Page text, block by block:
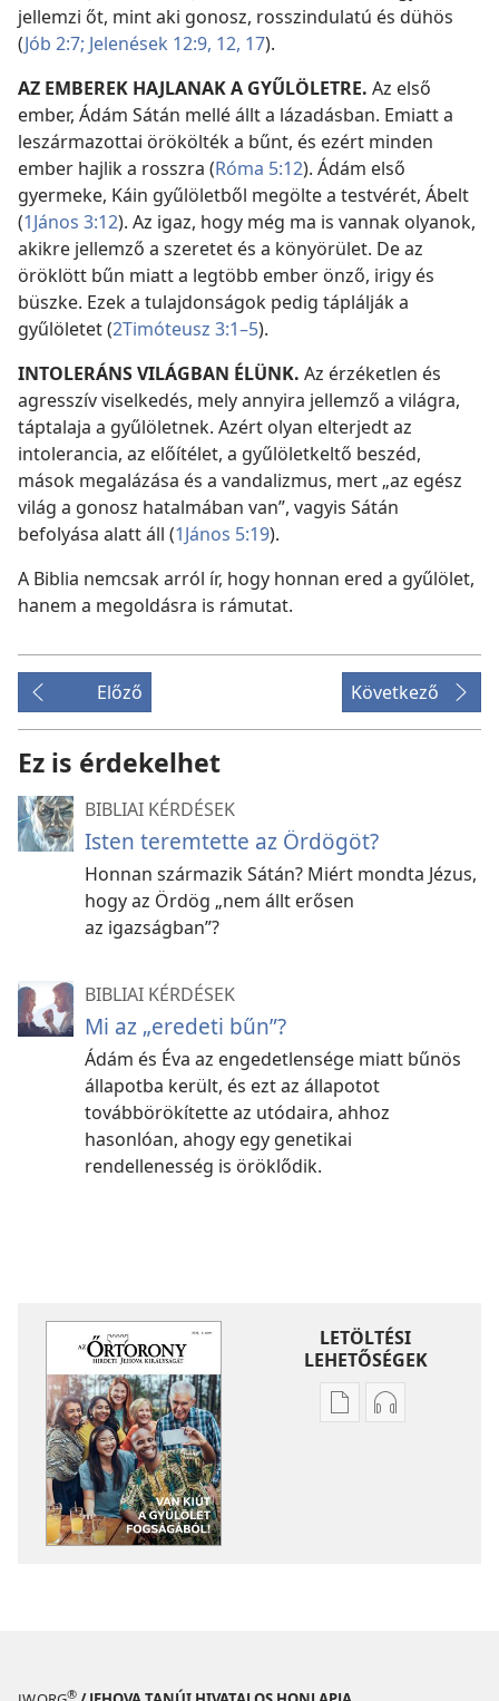
jellemzi őt, mint aki gonosz, rosszindulatú és dühös
(Jób 2:7; Jelenések 12:9, 12, 17).
AZ EMBEREK HAJLANAK A GYŰLÖLETRE. Az első
ember, Ádám Sátán mellé állt a lázadásban. Emiatt a
leszármazottai örökölték a bűnt, és ezért minden
ember hajlik a rosszra (Róma 5:12). Ádám első
gyermeke, Káin gyűlöletből megölte a testvérét, Ábelt
(1János 3:12). Az igaz, hogy még ma is vannak olyanok,
akikre jellemző a szeretet és a könyörület. De az
öröklött bűn miatt a legtöbb ember önző, irigy és
büszke. Ezek a tulajdonságok pedig táplálják a
gyűlöletet (2Timóteusz 3:1–5).
INTOLERÁNS VILÁGBAN ÉLÜNK. Az érzéketlen és
agresszív viselkedés, mely annyira jellemző a világra,
táptalaja a gyűlöletnek. Azért olyan elterjedt az
intolerancia, az előítélet, a gyűlöletkeltő beszéd,
mások megalázása és a vandalizmus, mert „az egész
világ a gonosz hatalmában van”, vagyis Sátán
befolyása alatt áll (1János 5:19).
A Biblia nemcsak arról ír, hogy honnan ered a gyűlölet,
hanem a megoldásra is rámutat.
Előző Következő
Ez is érdekelhet
BIBLIAI KÉRDÉSEK
Isten teremtette az Ördögöt?
Honnan származik Sátán? Miért mondta Jézus,
hogy az Ördög „nem állt erősen
az igazságban”?
BIBLIAI KÉRDÉSEK
Mi az „eredeti bűn”?
Ádám és Éva az engedetlensége miatt bűnös
állapotba került, és ezt az állapotot
továbbörökítette az utódaira, ahhoz
hasonlóan, ahogy egy genetikai
rendellenesség is öröklődik.
LETÖLTÉSI
LEHETŐSÉGEK
Kiadványok
®